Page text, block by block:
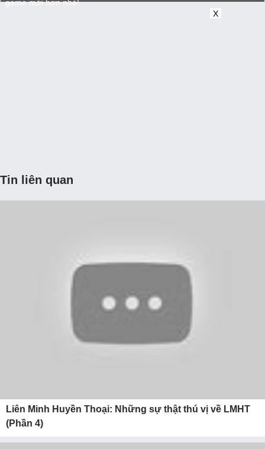
game mới hơn nhé!
X
Tin liên quan
Liên Minh Huyền Thoại: Những sự thật thú vị về LMHT
(Phần 4)